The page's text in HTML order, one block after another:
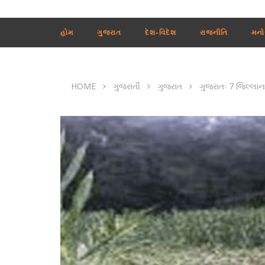
હોમ ગુજરાત દેશ-વિદેશ રાજનીતિ
HOME ગુજરાતી ગુજરાત ગુજરાતઃ 7